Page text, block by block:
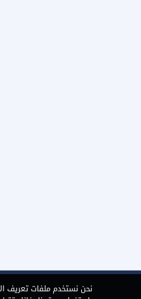
نحن نستخدم ملفات تعريف